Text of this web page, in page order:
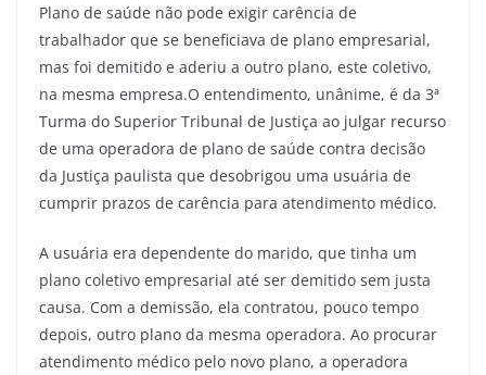
Plano de saúde não pode exigir carência de
trabalhador que se beneficiava de plano empresarial,
mas foi demitido e aderiu a outro plano, este coletivo,
na mesma empresa.O entendimento, unânime, é da 3ª
Turma do Superior Tribunal de Justiça ao julgar recurso
de uma operadora de plano de saúde contra decisão
da Justiça paulista que desobrigou uma usuária de
cumprir prazos de carência para atendimento médico.
A usuária era dependente do marido, que tinha um
plano coletivo empresarial até ser demitido sem justa
causa. Com a demissão, ela contratou, pouco tempo
depois, outro plano da mesma operadora. Ao procurar
atendimento médico pelo novo plano, a operadora